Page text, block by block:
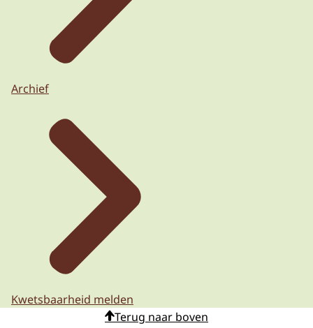
Archief
Kwetsbaarheid melden
Terug naar boven